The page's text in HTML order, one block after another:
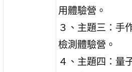
用體驗營。
３、主題三：手
檢測體驗營。
４、主題四：量